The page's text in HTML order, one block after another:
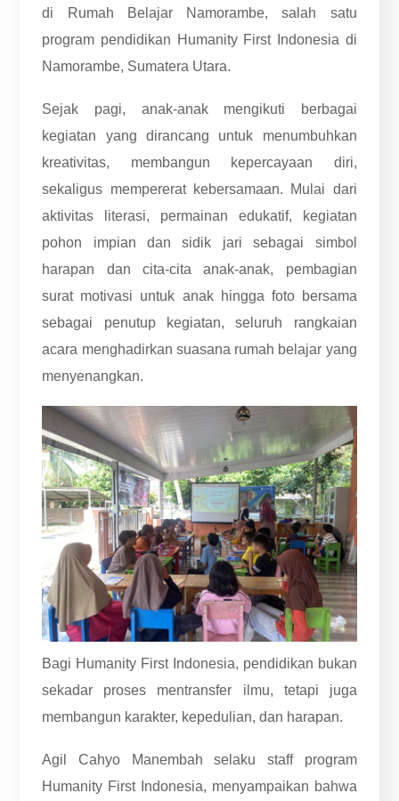
di Rumah Belajar Namorambe, salah satu
program pendidikan Humanity First Indonesia di
Namorambe, Sumatera Utara.
Sejak pagi, anak-anak mengikuti berbagai
kegiatan yang dirancang untuk menumbuhkan
kreativitas, membangun kepercayaan diri,
sekaligus mempererat kebersamaan. Mulai dari
aktivitas literasi, permainan edukatif, kegiatan
pohon impian dan sidik jari sebagai simbol
harapan dan cita-cita anak-anak, pembagian
surat motivasi untuk anak hingga foto bersama
sebagai penutup kegiatan, seluruh rangkaian
acara menghadirkan suasana rumah belajar yang
menyenangkan.
Bagi Humanity First Indonesia, pendidikan bukan
sekadar proses mentransfer ilmu, tetapi juga
membangun karakter, kepedulian, dan harapan.
Agil Cahyo Manembah selaku staff program
Humanity First Indonesia, menyampaikan bahwa